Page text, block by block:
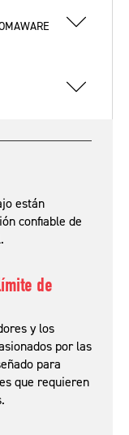
están
confiable de
de
y los
por las
para
que requieren